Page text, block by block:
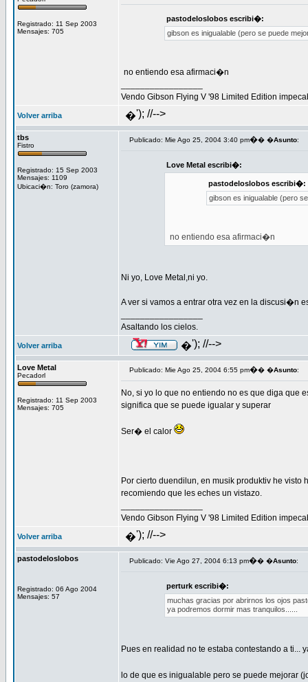
Registrado: 11 Sep 2003
Mensajes: 705
pastodeloslobos escribi�:
gibson es inigualable (pero se puede
no entiendo esa afirmaci�n
Vendo Gibson Flying V '98 Limited Edition
Volver arriba �'); //-->
tbs
Fistro
Registrado: 15 Sep 2003
Mensajes: 1109
Ubicaci�n: Toro (zamora)
Publicado: Mie Ago 25, 2004 3:40 pm�� �Asunto:
Love Metal escribi�:
pastodeloslobos escribi�:
gibson es inigualable (pero
no entiendo esa afirmaci�n
Ni yo, Love Metal,ni yo.
A ver si vamos a entrar otra vez en la discusi�n
Asaltando los cielos.
Volver arriba �'); //-->
Love Metal
Pecadorl
Registrado: 11 Sep 2003
Mensajes: 705
Publicado: Mie Ago 25, 2004 6:55 pm�� �Asunto:
No, si yo lo que no entiendo no es que diga que
significa que se puede igualar y superar
Ser� el calor
Por cierto duendilun, en musik produktiv he
recomiendo que les eches un vistazo.
Vendo Gibson Flying V '98 Limited Edition
Volver arriba �'); //-->
pastodeloslobos
Registrado: 06 Ago 2004
Mensajes: 57
Publicado: Vie Ago 27, 2004 6:13 pm�� �Asunto:
perturk escribi�:
muchas gracias por abrirnos los ojos
ya podremos dormir mas tranquilos......
Pues en realidad no te estaba contestando a
lo de que es inigualable pero se puede mejorar